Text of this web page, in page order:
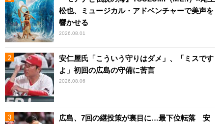
松也、ミュージカル・アドベンチャーで美声を
響かせる
2026.08.01
安仁屋氏「こういう守りはダメ」、「ミスです
よ」初回の広島の守備に苦言
2026.08.06
広島、7回の継投策が裏目に…最下位転落 安